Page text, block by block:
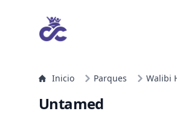
Inicio Parques Walibi
Untamed